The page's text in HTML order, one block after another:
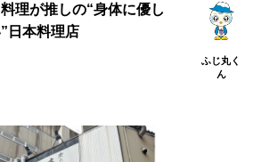
理が推しの“身体に優し
日本料理店
ふじ丸く
ん